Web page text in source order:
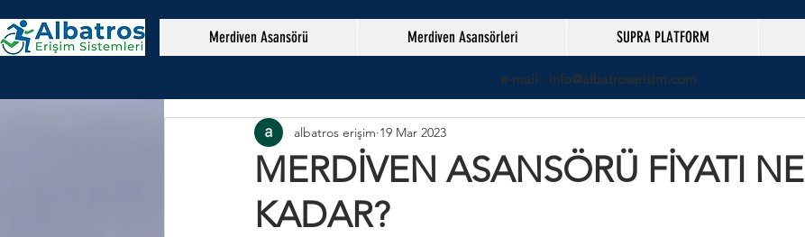
Merdiven Asansörü Merdiven Asansörleri SUPRA PLATFORM
e-mail : info@albatroserisim.com
MERDİVEN ASANSÖRÜ FİYATI NE
KADAR?
albatros erişim 19 Mar 2023